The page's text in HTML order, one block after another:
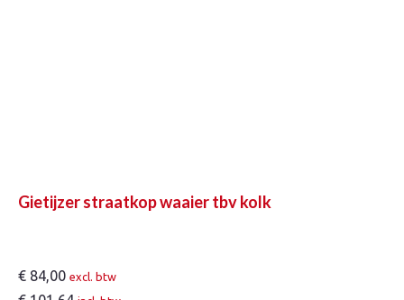
Gietijzer straatkop waaier tbv kolk
€ 84,00 excl. btw